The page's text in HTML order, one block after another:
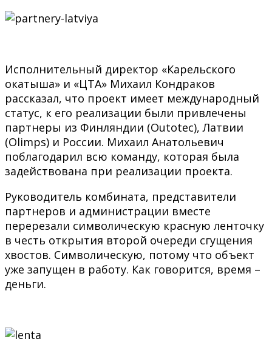
Исполнительный директор «Карельского
окатыша» и «ЦТА» Михаил Кондраков
рассказал, что проект имеет международный
статус, к его реализации были привлечены
партнеры из Финляндии (Outotec), Латвии
(Olimps) и России. Михаил Анатольевич
поблагодарил всю команду, которая была
задействована при реализации проекта.
Руководитель комбината, представители
партнеров и администрации вместе
перерезали символическую красную ленточку
в честь открытия второй очереди сгущения
хвостов. Символическую, потому что объект
уже запущен в работу. Как говорится, время –
деньги.